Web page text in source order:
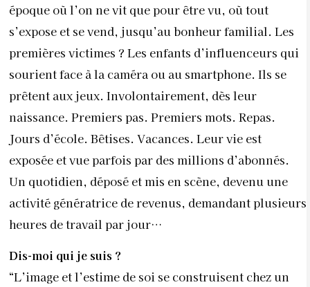
époque où l’on ne vit que pour être vu, où tout
s’expose et se vend, jusqu’au bonheur familial. Les
premières victimes ? Les enfants d’influenceurs qui
sourient face à la caméra ou au smartphone. Ils se
prêtent aux jeux. Involontairement, dès leur
naissance. Premiers pas. Premiers mots. Repas.
Jours d’école. Bêtises. Vacances. Leur vie est
exposée et vue parfois par des millions d’abonnés.
Un quotidien, déposé et mis en scène, devenu une
activité génératrice de revenus, demandant plusieurs
heures de travail par jour…
Dis-moi qui je suis ?
“L’image et l’estime de soi se construisent chez un